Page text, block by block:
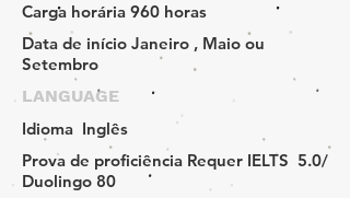
Carga horária 960 horas
Data de início Janeiro , Maio ou
Setembro
LANGUAGE
Idioma Inglês
Prova de proficiência Requer IELTS 5.0/
Duolingo 80